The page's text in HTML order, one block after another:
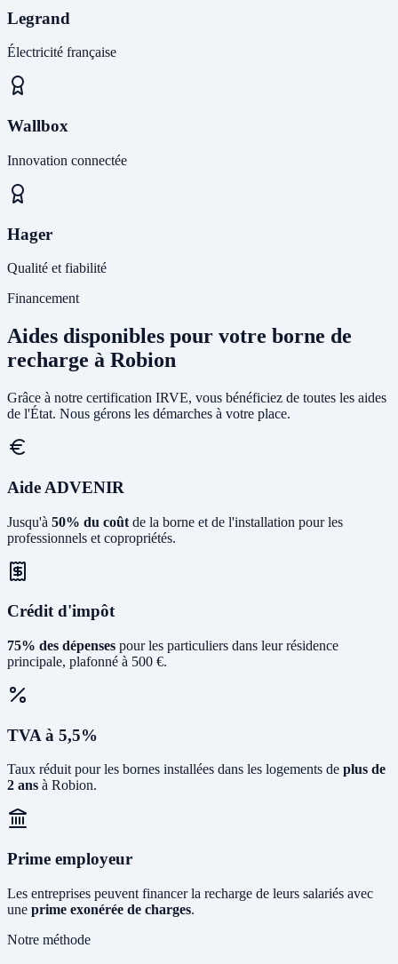
Legrand
Électricité française
Wallbox
Innovation connectée
Hager
Qualité et fiabilité
Financement
Aides disponibles pour votre borne de
recharge à Robion
Grâce à notre certification IRVE, vous bénéficiez de toutes les aides
de l'État. Nous gérons les démarches à votre place.
Aide ADVENIR
Jusqu'à 50% du coût de la borne et de l'installation pour les
professionnels et copropriétés.
Crédit d'impôt
75% des dépenses pour les particuliers dans leur résidence
principale, plafonné à 500 €.
TVA à 5,5%
Taux réduit pour les bornes installées dans les logements de plus de
2 ans à Robion.
Prime employeur
Les entreprises peuvent financer la recharge de leurs salariés avec
une prime exonérée de charges.
Notre méthode